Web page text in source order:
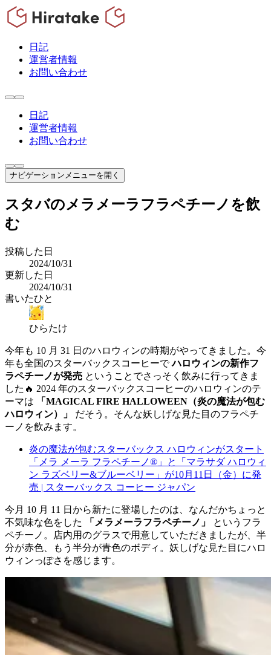
日記
運営者情報
お問い合わせ
日記
運営者情報
お問い合わせ
ナビゲーションメニューを開く
スタバのメラメーラフラペチーノを飲
む
投稿した日
2024/10/31
更新した日
2024/10/31
書いたひと
ひらたけ
今年も 10 月 31 日のハロウィンの時期がやってきました。今
年も全国のスターバックスコーヒーでハロウィンの新作フ
ラペチーノが発売 ということでさっそく飲みに行ってきま
した🔥 2024 年のスターバックスコーヒーのハロウィンのテ
ーマは
「MAGICAL FIRE HALLOWEEN（炎の魔法が包む
ハロウィン）」
だそう。そんな妖しげな見た目のフラペチ
ーノを飲みます。
炎の魔法が包むスターバックス ハロウィンがスタート
「メラ メーラ フラペチーノ®」と「マラサダ ハロウィ
ン ラズベリー&ブルーベリー」が10月11日（金）に発
売 | スターバックス コーヒー ジャパン
今月 10 月 11 日から新たに登場したのは、なんだかちょっと
不気味な色をした
「メラメーラフラペチーノ」
というフラ
ペチーノ。店内用のグラスで用意していただきましたが、半
分が赤色、もう半分が青色のボディ。妖しげな見た目にハロ
ウィンっぽさを感じます。